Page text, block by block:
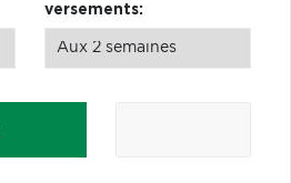
versements: